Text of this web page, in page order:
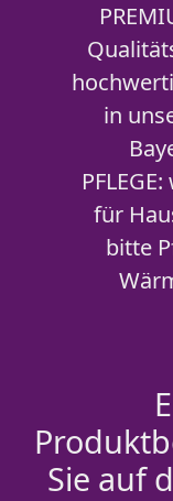
in
für
bitte
Sie auf